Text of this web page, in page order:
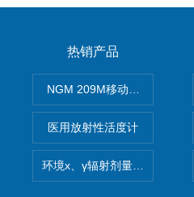
热销产品
NGM 209M移动式惰性气体
医用放射性活度计
环境x、γ辐射剂量率仪